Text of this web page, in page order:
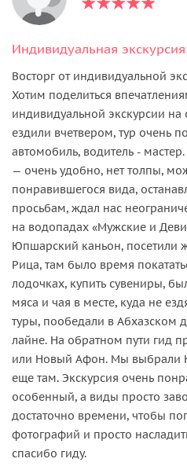
Индивидуальная
Восторг от индивидуальной
Хотим поделиться
индивидуальной экскурсии
ездили вчетвером, тур очень
автомобиль, водитель -
— очень удобно, нет толпы,
понравившегося вида,
просьбам, ждал нас
на водопадах «Мужские и
Юпшарский каньон, посетили
Рица, там было время
лодочках, купить сувениры,
мяса и чая в месте, куда не
туры, пообедали в Абхазском
лайне. На обратном пути гид
или Новый Афон. Мы выбрали
еще там. Экскурсия очень
особенный, а виды просто
достаточно времени, чтобы
фотографий и просто
спасибо гиду.